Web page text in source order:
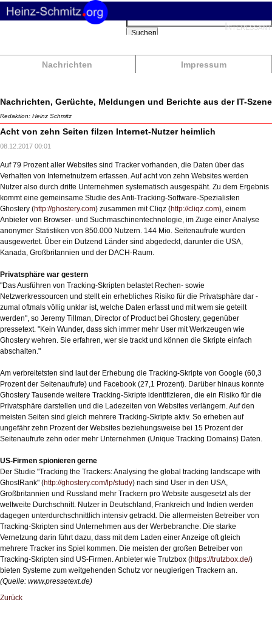
Nachrichten Impressum
Suchbegriffe
Suchen
Nachrichten, Gerüchte, Meldungen und Berichte aus der IT-Szene
Redaktion: Heinz Schmitz
Acht von zehn Seiten filzen Internet-Nutzer heimlich
08.12.2017 00:01
Auf 79 Prozent aller Websites sind Tracker vorhanden, die Daten über das
Verhalten von Internetnutzern erfassen. Auf acht von zehn Websites werden
Nutzer also durch dritte Unternehmen systematisch ausgespäht. Zu dem Ergebnis
kommt eine gemeinsame Studie des Anti-Tracking-Software-Spezialisten
Ghostery (http://ghostery.com) zusammen mit Cliqz (http://cliqz.com), einem
Anbieter von Browser- und Suchmaschinentechnologie, im Zuge einer Analyse
anonymer Statistiken von 850.000 Nutzern. 144 Mio. Seitenaufrufe wurden
ausgewertet. Über ein Dutzend Länder sind abgedeckt, darunter die USA,
Kanada, Großbritannien und der DACH-Raum.
Privatsphäre war gestern
"Das Ausführen von Tracking-Skripten belastet Rechen- sowie
Netzwerkressourcen und stellt ein erhebliches Risiko für die Privatsphäre dar -
zumal oftmals völlig unklar ist, welche Daten erfasst und mit wem sie geteilt
werden", so Jeremy Tillman, Director of Product bei Ghostery, gegenüber
pressetext. "Kein Wunder, dass sich immer mehr User mit Werkzeugen wie
Ghostery wehren. Sie erfahren, wer sie trackt und können die Skripte einfach
abschalten."
Am verbreitetsten sind laut der Erhebung die Tracking-Skripte von Google (60,3
Prozent der Seitenaufrufe) und Facebook (27,1 Prozent). Darüber hinaus konnte
Ghostery Tausende weitere Tracking-Skripte identifizieren, die ein Risiko für die
Privatsphäre darstellen und die Ladezeiten von Websites verlängern. Auf den
meisten Seiten sind gleich mehrere Tracking-Skripte aktiv. So erheben auf
ungefähr zehn Prozent der Websites beziehungsweise bei 15 Prozent der
Seitenaufrufe zehn oder mehr Unternehmen (Unique Tracking Domains) Daten.
US-Firmen spionieren gerne
Der Studie "Tracking the Trackers: Analysing the global tracking landscape with
GhostRank" (http://ghostery.com/lp/study) nach sind User in den USA,
Großbritannien und Russland mehr Trackern pro Website ausgesetzt als der
weltweite Durchschnitt. Nutzer in Deutschland, Frankreich und Indien werden
dagegen unterdurchschnittlich intensiv getrackt. Die allermeisten Betreiber von
Tracking-Skripten sind Unternehmen aus der Werbebranche. Die starke
Vernetzung darin führt dazu, dass mit dem Laden einer Anzeige oft gleich
mehrere Tracker ins Spiel kommen. Die meisten der großen Betreiber von
Tracking-Skripten sind US-Firmen. Anbieter wie Trutzbox (https://trutzbox.de/)
bieten Systeme zum weitgehenden Schutz vor neugierigen Trackern an.
(Quelle: www.pressetext.de)
Zurück